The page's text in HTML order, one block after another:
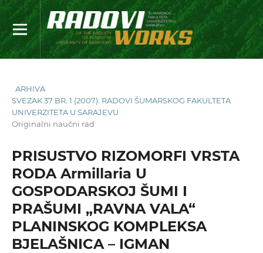
ARHIVA
SVEZAK 37 BR. 1 (2007): RADOVI ŠUMARSKOG FAKULTETA
UNIVERZITETA U SARAJEVU
Originalni naučni rad
PRISUSTVO RIZOMORFI VRSTA
RODA Armillaria U
GOSPODARSKOJ ŠUMI I
PRAŠUMI „RAVNA VALA“
PLANINSKOG KOMPLEKSA
BJELAŠNICA – IGMAN